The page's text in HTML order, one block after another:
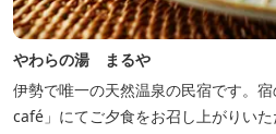
やわらの湯 まるや
伊勢で唯一の天然温泉の民宿です。
café」にてご夕食をお召し上がりい